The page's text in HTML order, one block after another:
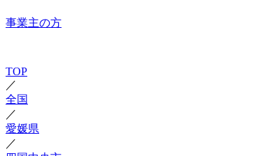
事業主の方
TOP
／
全国
／
愛媛県
／